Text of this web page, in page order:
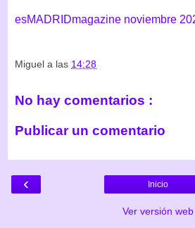
esMADRIDmagazine noviembre
Miguel a las 14:28
No hay comentarios :
Publicar un comentario
‹ Inicio
Ver versión web